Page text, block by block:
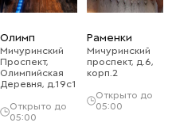
Олимп
Мичуринский
Проспект,
Олимпийская
Деревня, д.19с1
Открыто до
05:00
Раменки
Мичуринский
проспект, д.6,
корп.2
Открыто до
05:00